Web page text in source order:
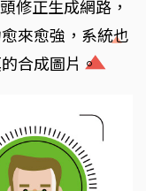
修正生成網路，
來愈強，系統也
合成圖片。